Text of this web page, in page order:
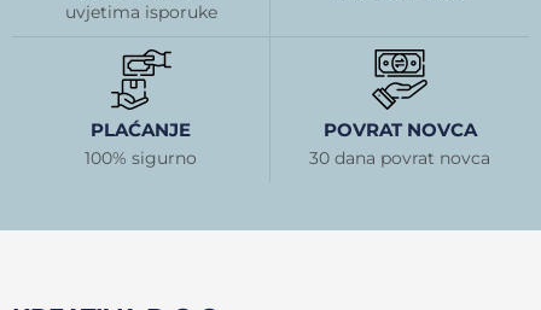
uvjetima isporuke
PLAĆANJE
100% sigurno
POVRAT NOVCA
30 dana povrat novca